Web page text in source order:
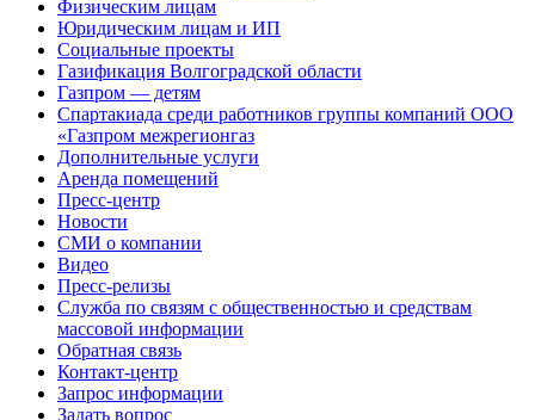
Физическим лицам
Юридическим лицам и ИП
Социальные проекты
Газификация Волгоградской области
Газпром — детям
Спартакиада среди работников группы компаний ООО
«Газпром межрегионгаз
Дополнительные услуги
Аренда помещений
Пресс-центр
Новости
СМИ о компании
Видео
Пресс-релизы
Служба по связям с общественностью и средствам
массовой информации
Обратная связь
Контакт-центр
Запрос информации
Задать вопрос